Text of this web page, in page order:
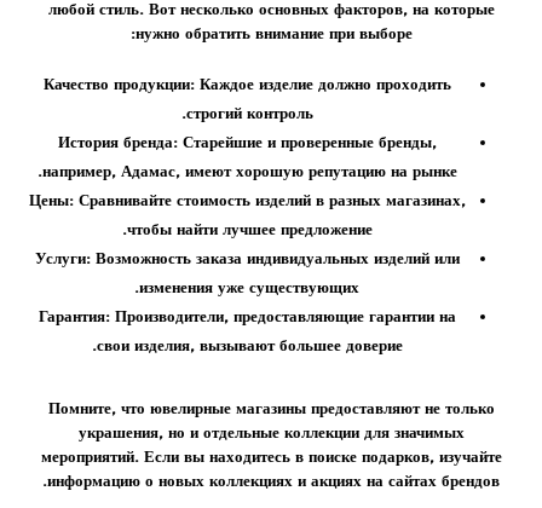
любой стиль. Вот несколько основных факторов, на которые
нужно обратить внимание при выборе:
Качество продукции:Каждое изделие должно проходить
строгий контроль.
История бренда:Старейшие и проверенные бренды,
например, Адамас, имеют хорошую репутацию на рынке.
Цены:Сравнивайте стоимость изделий в разных магазинах,
чтобы найти лучшее предложение.
Услуги:Возможность заказа индивидуальных изделий или
изменения уже существующих.
Гарантия:Производители, предоставляющие гарантии на
свои изделия, вызывают большее доверие.
Помните, что ювелирные магазины предоставляют не только
украшения, но и отдельные коллекциидля значимых
мероприятий. Если вы находитесь в поиске подарков, изучайте
информацию о новых коллекциях и акциях на сайтах брендов.